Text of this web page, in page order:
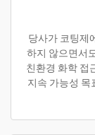
당사가 코팅제
하지 않으면서
친환경 화학 접
지속 가능성 목